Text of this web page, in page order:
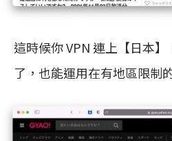
這時候你 VPN 連上【日本
了，也能運用在有地區限制